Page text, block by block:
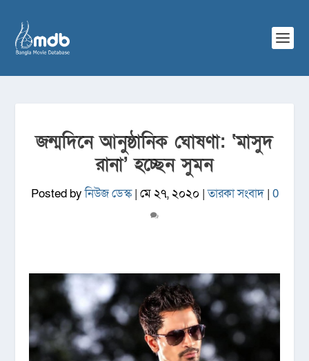
জন্মদিনে আনুষ্ঠানিক ঘোষণা: ‘মাসুদ
রানা’ হচ্ছেন সুমন
Posted byনিউজ ডেস্ক| মে ২৭, ২০২০ |তারকা সংবাদ| 0